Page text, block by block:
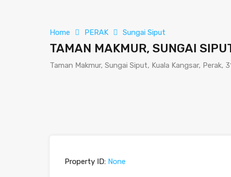
Home PERAK Sungai Siput
TAMAN MAKMUR, SUNGAI
Taman Makmur, Sungai Siput, Kuala Kangsar, Perak,
Property ID: None